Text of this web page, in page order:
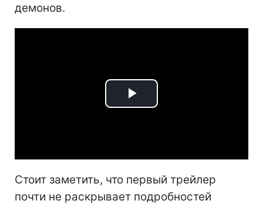
демонов.
Play
Стоит заметить, что первый трейлер
почти не раскрывает подробностей